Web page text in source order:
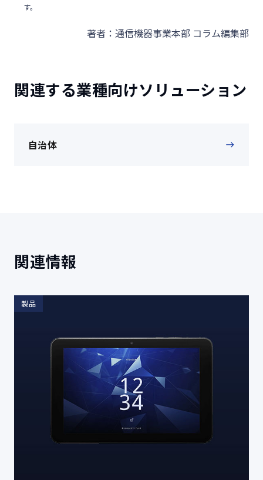
す。
著者：通信機器事業本部 コラム編集部
関連する業種向けソリューション
自治体
関連情報
製品